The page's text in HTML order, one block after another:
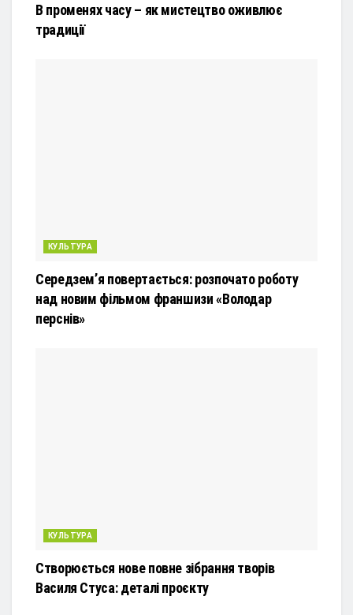
В променях часу – як мистецтво оживлює
традиції
КУЛЬТУРА
Середзем’я повертається: розпочато роботу
над новим фільмом франшизи «Володар
перснів»
КУЛЬТУРА
Створюється нове повне зібрання творів
Василя Стуса: деталі проєкту